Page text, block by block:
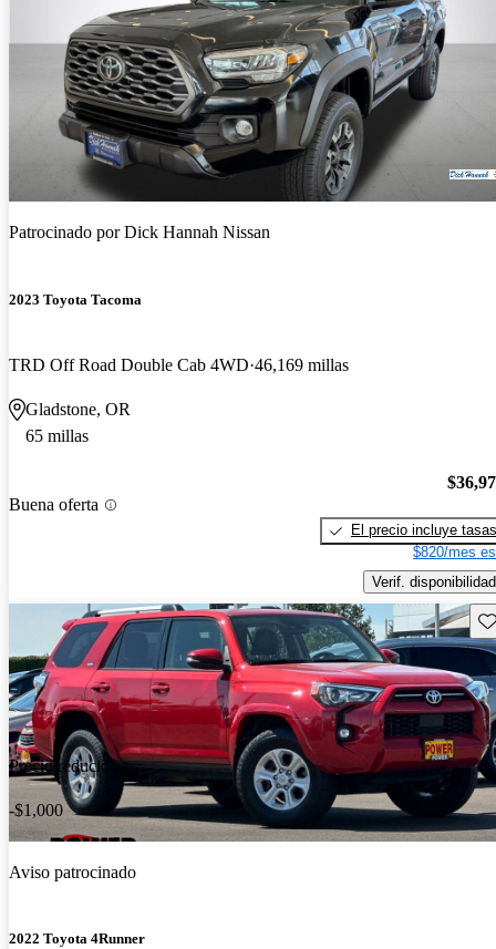
Patrocinado porDick Hannah Nissan
2023 Toyota Tacoma
TRD Off Road Double Cab 4WD 46,169 millas
Gladstone, OR
65 millas
Buena oferta
El precio incluye tasas
$820/mes
Verif. disponibilidad
Precio reducido
-$1,000
Aviso patrocinado
2022 Toyota 4Runner